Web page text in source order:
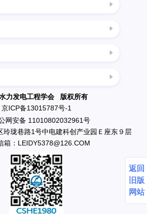
生态环境部
住房和城乡建设部
应急管理部
国资委
中国科学院
坝集团三峡建设工程有限公司
水北调工程设计管理中心
中国水利水电出版社
大传媒投资集团有限公司
疆吉林台水电开发有限公司
丰满发电厂
云南省鲁布革发电总厂
水电开发有限责任公司水力发电厂
水电有限公司新安江水力发电厂
力发电工程学会 版权所有
京ICP备13015787号-1
网安备 11010802032961号
玲珑巷路1号中电建科创产业园Ｅ座东９层
箱：LEIDY5378@126.COM
返回
旧版
网站